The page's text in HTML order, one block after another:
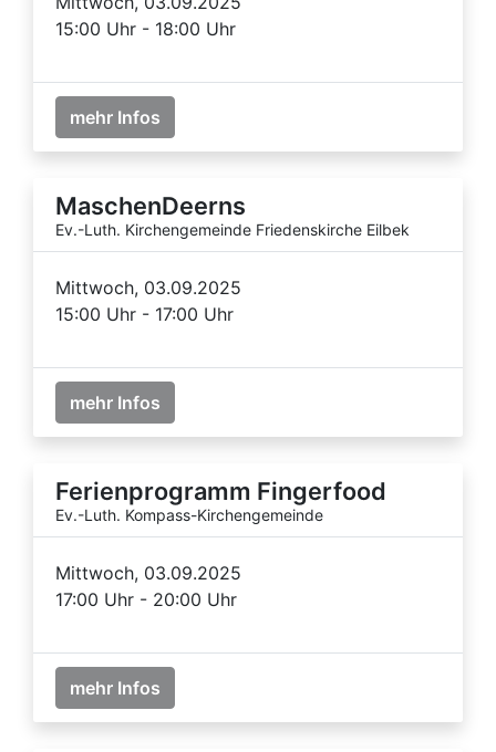
15:00 Uhr - 18:00 Uhr
mehr Infos
MaschenDeerns
Ev.-Luth. Kirchengemeinde Friedenskirche Eilbek
Mittwoch, 03.09.2025
15:00 Uhr - 17:00 Uhr
mehr Infos
Ferienprogramm Fingerfood
Ev.-Luth. Kompass-Kirchengemeinde
Mittwoch, 03.09.2025
17:00 Uhr - 20:00 Uhr
mehr Infos